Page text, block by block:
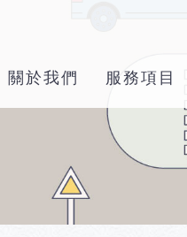
關於我們 服務項目